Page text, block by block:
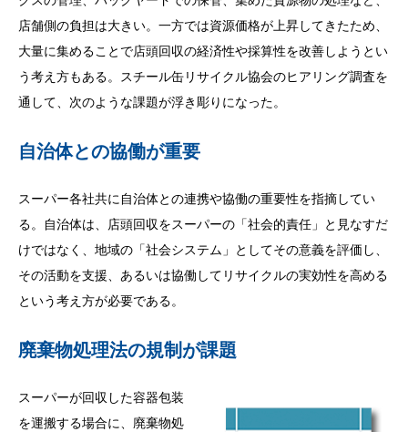
店舗側の負担は大きい。一方では資源価格が上昇してきたため、
大量に集めることで店頭回収の経済性や採算性を改善しようとい
う考え方もある。スチール缶リサイクル協会のヒアリング調査を
通して、次のような課題が浮き彫りになった。
自治体との協働が重要
スーパー各社共に自治体との連携や協働の重要性を指摘してい
る。自治体は、店頭回収をスーパーの「社会的責任」と見なすだ
けではなく、地域の「社会システム」としてその意義を評価し、
その活動を支援、あるいは協働してリサイクルの実効性を高める
という考え方が必要である。
廃棄物処理法の規制が課題
スーパーが回収した容器包装
を運搬する場合に、廃棄物処